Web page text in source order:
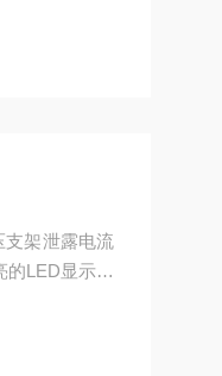
架泄露电流
的LED显示模